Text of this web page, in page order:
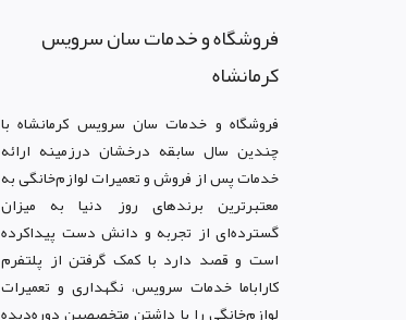
فروشگاه و خدمات سان سرويس
کرمانشاه
فروشگاه و خدمات سان سرويس کرمانشاه با
چندین سال سابقه درخشان درزمینه ارائه
خدمات پس از فروش و تعمیرات لوازم‌خانگی به
معتبرترین برندهای روز دنیا به میزان
گسترده‌ای از تجربه و دانش دست پیداکرده
است و قصد دارد با کمک گرفتن از پلتفرم
کاراباما خدمات سرویس، نگهداری و تعمیرات
لوازم‌خانگی را با داشتن متخصصین دوره‌دیده